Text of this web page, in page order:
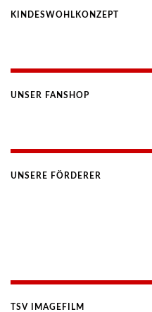
KINDESWOHLKONZEPT
UNSER FANSHOP
UNSERE FÖRDERER
TSV IMAGEFILM